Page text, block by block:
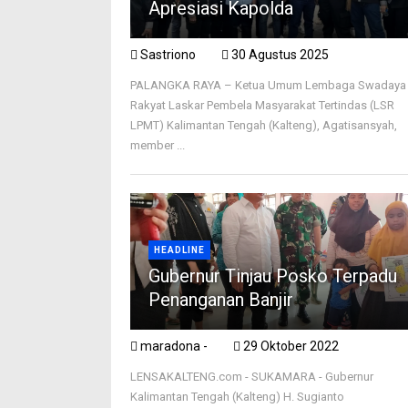
Apresiasi Kapolda
Sastriono 30 Agustus 2025
PALANGKA RAYA – Ketua Umum Lembaga Swadaya
Rakyat Laskar Pembela Masyarakat Tertindas (LSR
LPMT) Kalimantan Tengah (Kalteng), Agatisansyah,
member ...
HEADLINE
Gubernur Tinjau Posko Terpadu
Penanganan Banjir
maradona - 29 Oktober 2022
LENSAKALTENG.com - SUKAMARA - Gubernur
Kalimantan Tengah (Kalteng) H. Sugianto